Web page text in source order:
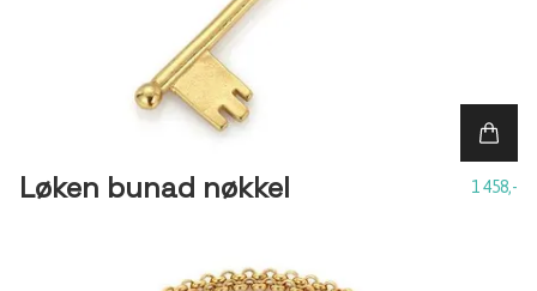
Løken bunad nøkkel 1 458,-